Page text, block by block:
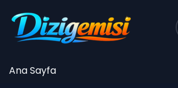
Ana Sayfa